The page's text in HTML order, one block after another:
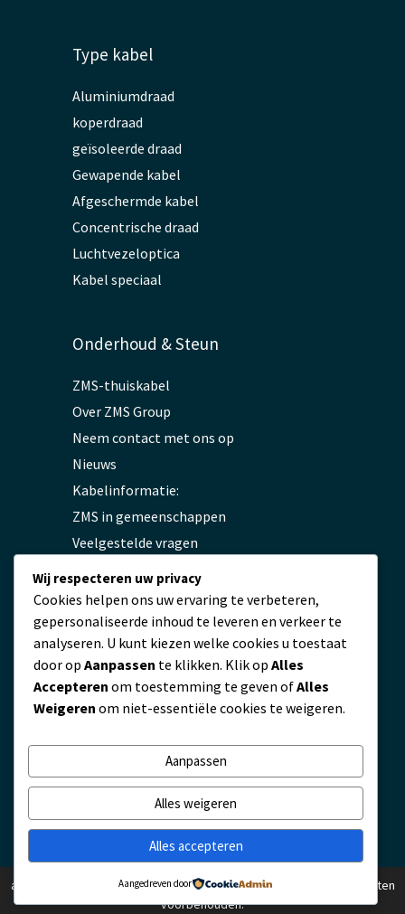
Type kabel
Aluminiumdraad
koperdraad
geïsoleerde draad
Gewapende kabel
Afgeschermde kabel
Concentrische draad
Luchtvezeloptica
Kabel speciaal
Onderhoud & Steun
ZMS-thuiskabel
Over ZMS Group
Neem contact met ons op
Nieuws
Kabelinformatie:
ZMS in gemeenschappen
Veelgestelde vragen
Contact
servicio@zmscable.es
+86-371-67829333
Plaza de Kaixuan, Zhengzhou, China
auteursrechten © 2010 - 2026 ZMS Kabelmaatschappij. Ltd. Alle rechten
voorbehouden.
Wij respecteren uw privacy
Cookies helpen ons uw ervaring te verbeteren,
gepersonaliseerde inhoud te leveren en verkeer te
analyseren. U kunt kiezen welke cookies u toestaat
door op Aanpassen te klikken. Klik op Alles
Accepteren om toestemming te geven ofAlles
Weigeren om niet-essentiële cookies te weigeren.
Aanpassen
Alles weigeren
Alles accepteren
Aangedreven door